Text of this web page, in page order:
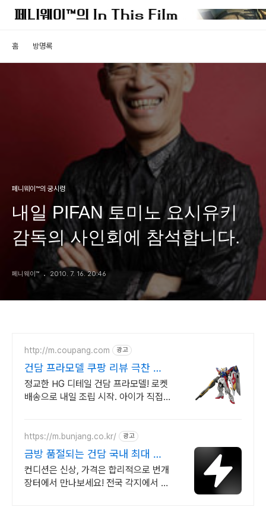
홈 방명록
페니웨이™의 궁시렁
내일 PIFAN 토미노 요시유키
감독의 사인회에 참석합니다.
페니웨이™ 2010. 7. 16. 20:46
http://m.coupang.com 광고
건담 프라모델 쿠팡 리뷰 극찬 모
델
정교한 HG 디테일 건담 프라모델! 로켓
배송으로 내일 조립 시작. 아이가 직접
https://m.bunjang.co.kr/ 광고
금방 품절되는 건담 국내 최대 브
랜드 중고거래
컨디션은 신상, 가격은 합리적으로 번개
장터에서 만나보세요! 전국 각지에서 올